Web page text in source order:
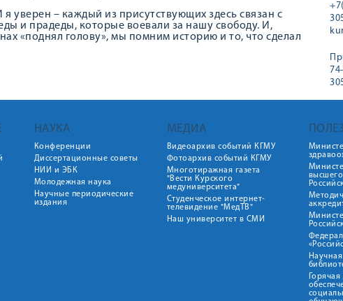
уверен – каждый из присутствующих здесь связан с
и прадеды, которые воевали за нашу свободу. И,
«поднял голову», мы помним историю и то, что сделал
НАУКА
Конференции
Диссертационные советы
НИИ и ЭБК
Молодежная наука
Научные периодические
издания
МЕДИА
Видеоархив событий КГМУ
Фотоархив событий КГМУ
Многотиражная газета
"Вести Курского
медуниверситета"
Студенческое интернет-
телевидение "МедТВ"
Наш университет в СМИ